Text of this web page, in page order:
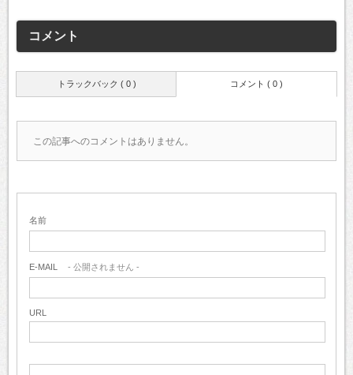
コメント
トラックバック ( 0 ) コメント ( 0 )
この記事へのコメントはありません。
名前
E-MAIL - 公開されません -
URL